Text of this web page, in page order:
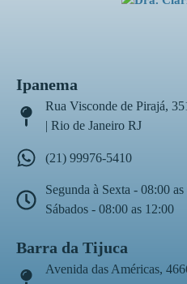
Ipanema
Rua Visconde de Pirajá,
| Rio de Janeiro RJ
(21) 99976-5410
Segunda à Sexta - 08:00
Sábados - 08:00 as 12:00
Barra da Tijuca
Avenida das Américas,